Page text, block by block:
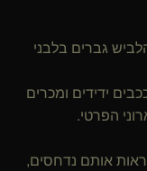
גברים בלבני
ידידים ומכרים
אותם נדחסים,